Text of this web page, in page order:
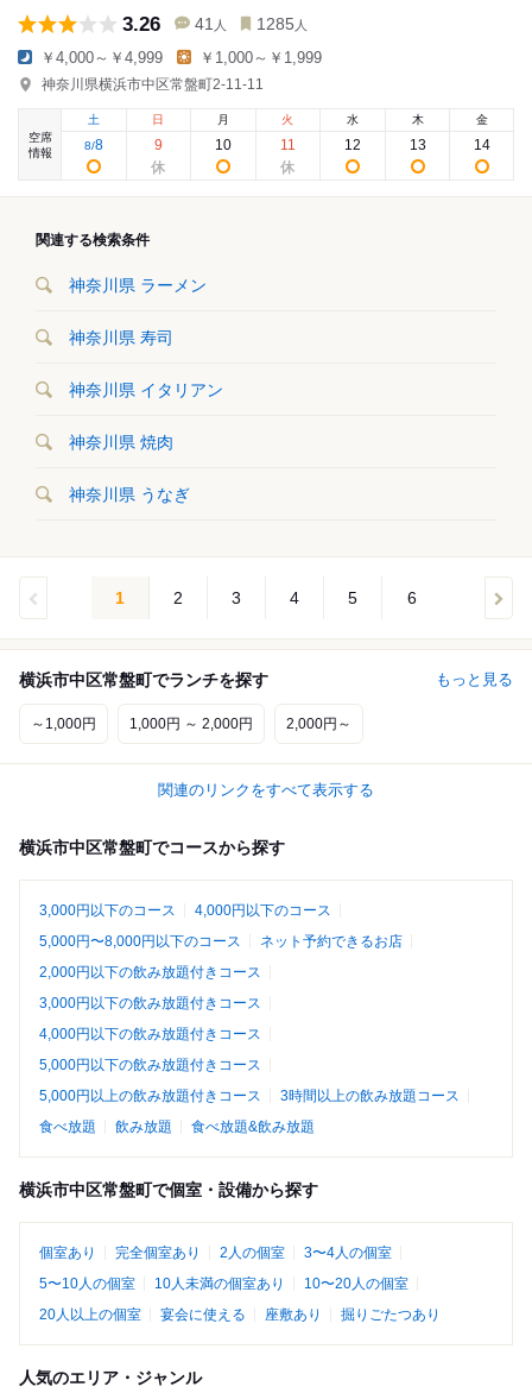
3.26 41 人 1285 人
￥4,000～￥4,999 ￥1,000～￥1,999
神奈川県横浜市中区常盤町2-11-11
空席
情報
土
8/8
日
9
月
10
火
11
水
12
木
13
金
14
関連する検索条件
神奈川県 ラーメン
神奈川県 寿司
神奈川県 イタリアン
神奈川県 焼肉
神奈川県 うなぎ
1 2 3 4 5 6
横浜市中区常盤町でランチを探す もっと見る
～1,000円 1,000円 ～ 2,000円 2,000円～
関連のリンクをすべて表示する
横浜市中区常盤町でコースから探す
3,000円以下のコース
4,000円以下のコース
5,000円〜8,000円以下のコース
ネット予約できるお店
2,000円以下の飲み放題付きコース
3,000円以下の飲み放題付きコース
4,000円以下の飲み放題付きコース
5,000円以下の飲み放題付きコース
5,000円以上の飲み放題付きコース
3時間以上の飲み放題コース
食べ放題
飲み放題 食べ放題&飲み放題
横浜市中区常盤町で個室・設備から探す
個室あり 完全個室あり 2人の個室
3〜4人の個室
5〜10人の個室
10人未満の個室あり
10〜20人の個室
20人以上の個室
宴会に使える 座敷あり 掘りごたつあり
人気のエリア・ジャンル